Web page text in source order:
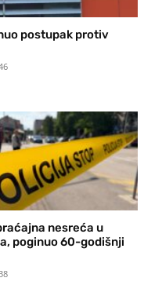
postupak protiv
nesreća u
poginuo 60-godišnji